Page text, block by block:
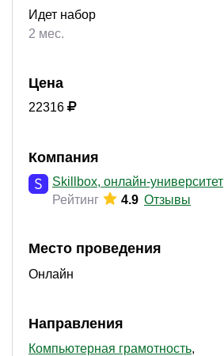
Идет набор
2 мес.
Цена
22316
Компания
Skillbox, онлайн-университет
Рейтинг
4.9 Отзывы
Место проведения
Онлайн
Направления
Компьютерная грамотность